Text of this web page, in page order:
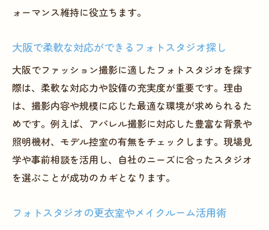
ォーマンス維持に役立ちます。
大阪で柔軟な対応ができるフォトスタジオ探し
大阪でファッション撮影に適したフォトスタジオを探す
際は、柔軟な対応力や設備の充実度が重要です。理由
は、撮影内容や規模に応じた最適な環境が求められるた
めです。例えば、アパレル撮影に対応した豊富な背景や
照明機材、モデル控室の有無をチェックします。現場見
学や事前相談を活用し、自社のニーズに合ったスタジオ
を選ぶことが成功のカギとなります。
フォトスタジオの更衣室やメイクルーム活用術